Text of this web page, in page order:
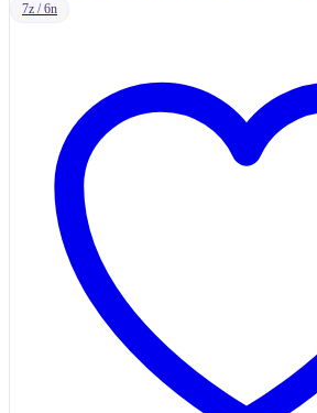
7z / 6n